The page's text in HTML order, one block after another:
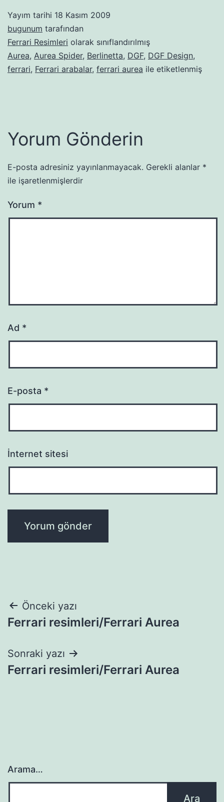
Yayım tarihi 18 Kasım 2009
bugunum tarafından
Ferrari Resimleri olarak sınıflandırılmış
Aurea, Aurea Spider, Berlinetta, DGF, DGF Design,
ferrari, Ferrari arabalar, ferrari aurea ile etiketlenmiş
Yorum Gönderin
E-posta adresiniz yayınlanmayacak. Gerekli alanlar *
ile işaretlenmişlerdir
Yorum *
Ad *
E-posta *
İnternet sitesi
Yazı
gezinmesi
Önceki yazı
Ferrari resimleri/Ferrari Aurea
Sonraki yazı
Ferrari resimleri/Ferrari Aurea
Arama…